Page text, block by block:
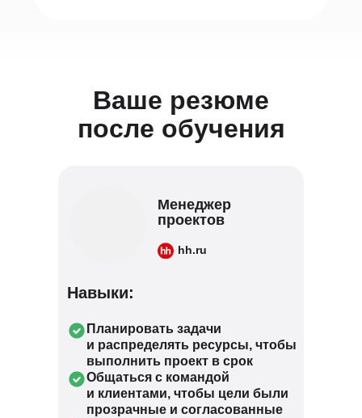
Навыки:
Ваше резюме
после обучения
Планировать задачи
и распределять ресурсы, чтобы
выполнить проект в срок
Общаться с командой
и клиентами, чтобы цели были
прозрачные и согласованные
hh.ru
Менеджер
проектов